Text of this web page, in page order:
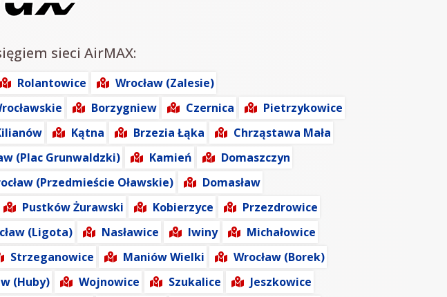
sieci AirMAX:
Rolantowice
Wrocław (Zalesie)
Borzygniew Czernica
Pietrzykowice
Kątna Brzezia Łąka
Chrząstawa Mała
(Plac Grunwaldzki) Kamień
Domaszczyn
(Przedmieście Oławskie)
Domasław
Pustków Żurawski Kobierzyce
Przezdrowice
(Ligota) Nasławice Iwiny
Michałowice
Strzeganowice Maniów Wielki
Wrocław (Borek)
(Huby) Wojnowice Szukalice Jeszkowice